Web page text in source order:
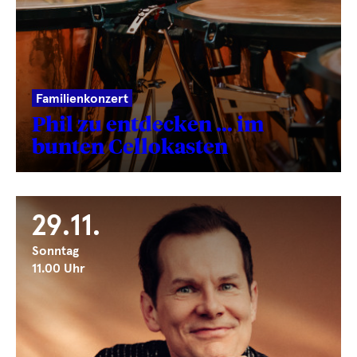
Familienkonzert
Phil zu entdecken … im
bunten Cellokasten
29.11.
Sonntag
11.00 Uhr